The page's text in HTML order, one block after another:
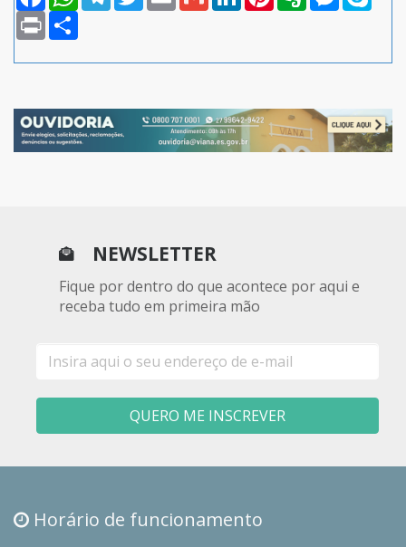
Print
NEWSLETTER
Fique por dentro do que acontece por aqui e
receba tudo em primeira mão
mail
QUERO ME INSCREVER
Horário de funcionamento